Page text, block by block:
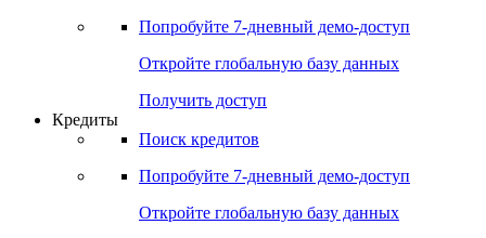
Попробуйте 7-дневный демо-доступ
Откройте глобальную базу данных
Получить доступ
Кредиты
Поиск кредитов
Попробуйте 7-дневный демо-доступ
Откройте глобальную базу данных